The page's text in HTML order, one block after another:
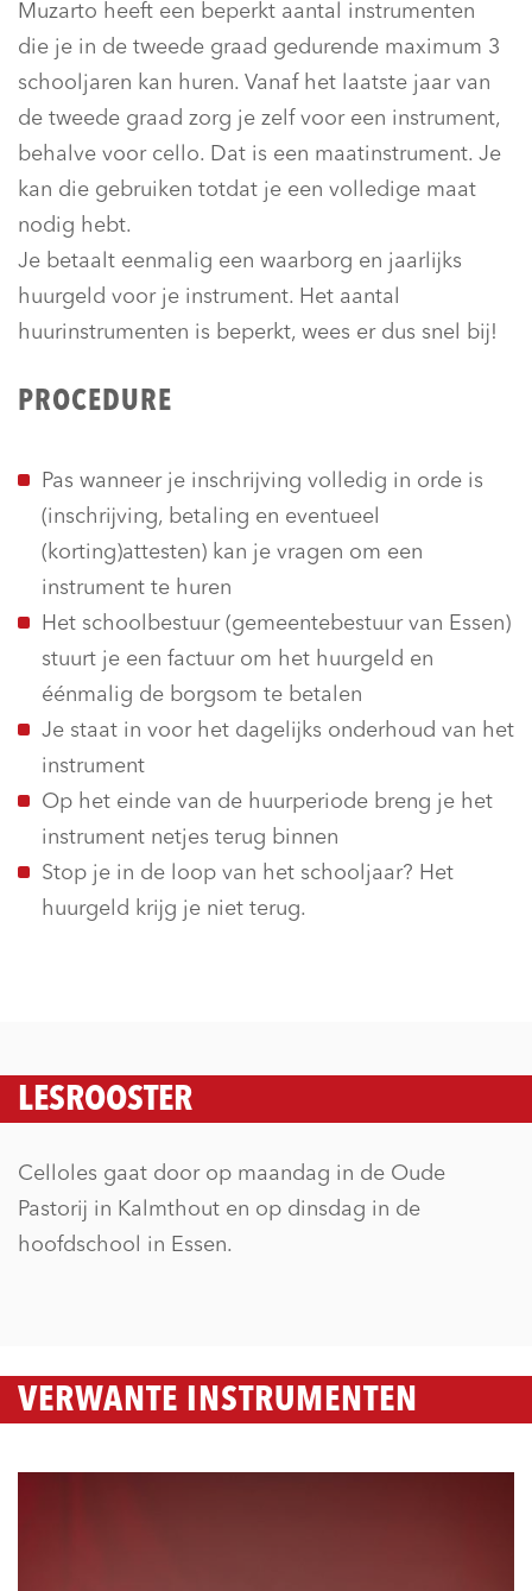
Muzarto heeft een beperkt aantal instrumenten
die je in de tweede graad gedurende maximum 3
schooljaren kan huren. Vanaf het laatste jaar van
de tweede graad zorg je zelf voor een instrument,
behalve voor cello. Dat is een maatinstrument. Je
kan die gebruiken totdat je een volledige maat
nodig hebt.
Je betaalt eenmalig een waarborg en jaarlijks
huurgeld voor je instrument. Het aantal
huurinstrumenten is beperkt, wees er dus snel bij!
PROCEDURE
Pas wanneer je inschrijving volledig in orde is
(inschrijving, betaling en eventueel
(korting)attesten) kan je vragen om een
instrument te huren
Het schoolbestuur (gemeentebestuur van Essen)
stuurt je een factuur om het huurgeld en
éénmalig de borgsom te betalen
Je staat in voor het dagelijks onderhoud van het
instrument
Op het einde van de huurperiode breng je het
instrument netjes terug binnen
Stop je in de loop van het schooljaar? Het
huurgeld krijg je niet terug.
LESROOSTER
Celloles gaat door op maandag in de Oude
Pastorij in Kalmthout en op dinsdag in de
hoofdschool in Essen.
VERWANTE INSTRUMENTEN